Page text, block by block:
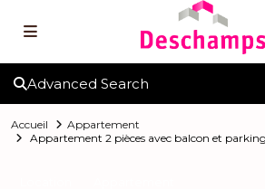
Advanced Search
Accueil
Appartement
Appartement 2 pièces avec balcon et